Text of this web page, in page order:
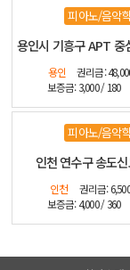
피아노/음악
용인 권리금:
보증금: 3,000 / 180
피아노/음악
인천 연수구 송도
인천 권리금: 6,500
보증금: 4,000 / 360